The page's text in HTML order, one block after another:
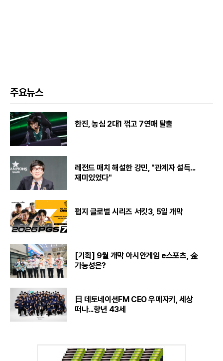
주요뉴스
한진, 농심 2대1 꺾고 7연패 탈출
레전드 매치 해설한 강민, "관계자 설득...
재미있었다"
펍지 글로벌 시리즈 서킷3, 5일 개막
[기획] 9월 개막 아시안게임 e스포츠, 金
가능성은?
日 데토네이션FM CEO 우메자키, 세상
떠나...향년 43세